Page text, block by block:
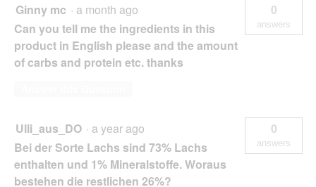
Ginny mc · a month ago
Can you tell me the ingredients in this
product in English please and the amount
of carbs and protein etc. thanks
0
answers
Ulli_aus_DO · a year ago
Bei der Sorte Lachs sind 73% Lachs
enthalten und 1% Mineralstoffe. Woraus
bestehen die restlichen 26%?
0
answers